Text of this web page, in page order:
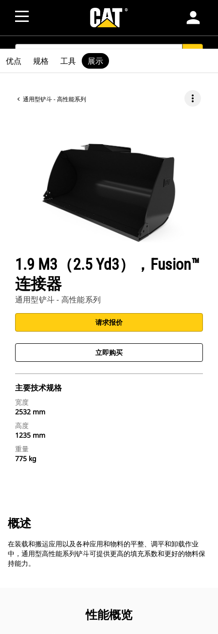
person
SEARCH
通用型铲斗 - 高性能系列 more_vert
1.9 M3（2.5 Yd3），Fusion™
连接器
通用型铲斗 - 高性能系列
请求报价
立即购买
主要技术规格
宽度
2532 mm
高度
1235 mm
重量
775 kg
优点 规格 工具 展示
概述
在装载和搬运应用以及各种应用和物料的平整、调平和卸载作业
中，通用型高性能系列铲斗可提供更高的填充系数和更好的物料保
持能力。
性能概览